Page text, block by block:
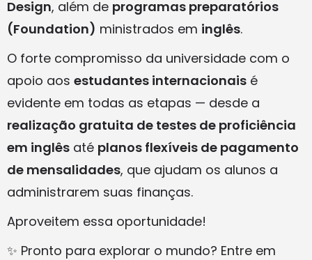
Design, além de programas preparatórios
(Foundation) ministrados em inglês.
O forte compromisso da universidade com o
apoio aos estudantes internacionais é
evidente em todas as etapas — desde a
realização gratuita de testes de proficiência
em inglês até planos flexíveis de pagamento
de mensalidades, que ajudam os alunos a
administrarem suas finanças.
Aproveitem essa oportunidade!
✨ Pronto para explorar o mundo? Entre em